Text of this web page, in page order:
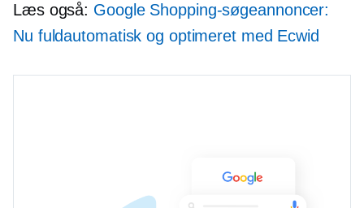
Læs også: Google Shopping-søgeannoncer:
Nu fuldautomatisk og optimeret med Ecwid